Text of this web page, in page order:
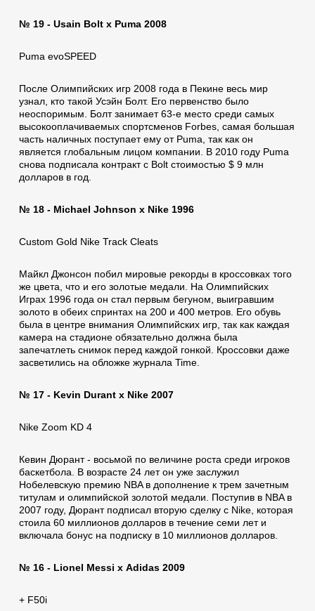
№ 19 - Usain Bolt x Puma 2008
Puma evoSPEED
После Олимпийских игр 2008 года в Пекине весь мир
узнал, кто такой Усэйн Болт. Его первенство было
неоспоримым. Болт занимает 63-е место среди самых
высокооплачиваемых спортсменов Forbes, самая большая
часть наличных поступает ему от Puma, так как он
является глобальным лицом компании. В 2010 году Puma
снова подписала контракт с Bolt стоимостью $ 9 млн
долларов в год.
№ 18 - Michael Johnson x Nike 1996
Custom Gold Nike Track Cleats
Майкл Джонсон побил мировые рекорды в кроссовках того
же цвета, что и его золотые медали. На Олимпийских
Играх 1996 года он стал первым бегуном, выигравшим
золото в обеих спринтах на 200 и 400 метров. Его обувь
была в центре внимания Олимпийских игр, так как каждая
камера на стадионе обязательно должна была
запечатлеть снимок перед каждой гонкой. Кроссовки даже
засветились на обложке журнала Time.
№ 17 - Kevin Durant x Nike 2007
Nike Zoom KD 4
Кевин Дюрант - восьмой по величине роста среди игроков
баскетбола. В возрасте 24 лет он уже заслужил
Нобелевскую премию NBA в дополнение к трем зачетным
титулам и олимпийской золотой медали. Поступив в NBA в
2007 году, Дюрант подписал вторую сделку с Nike, которая
стоила 60 миллионов долларов в течение семи лет и
включала бонус на подписку в 10 миллионов долларов.
№ 16 - Lionel Messi x Аdidas 2009
+ F50i